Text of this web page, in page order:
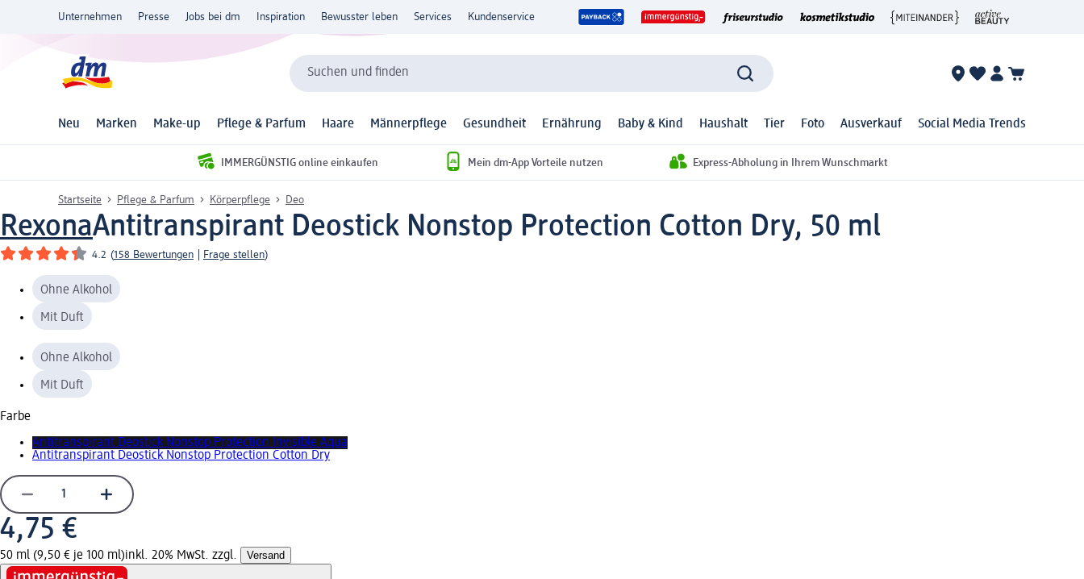
Unternehmen Presse Jobs bei dm Inspiration Bewusster leben Services Kundenservice
Suchen und finden
Neu Marken Make-up Pflege & Parfum Haare Männerpflege Gesundheit Ernährung Baby & Kind Haushalt Tier Foto Ausverkauf Social Media Trends
IMMERGÜNSTIG online einkaufen Mein dm-App Vorteile nutzen Express-Abholung in Ihrem Wunschmarkt
Startseite Pflege & Parfum Körperpflege Deo
RexonaAntitranspirant Deostick Nonstop Protection Cotton Dry, 50 ml
4.2 (158 Bewertungen Frage stellen)
Ohne Alkohol
Mit Duft
Ohne Alkohol
Mit Duft
Farbe
Antitranspirant Deostick Nonstop Protection Invisible Aqua
Antitranspirant Deostick Nonstop Protection Cotton Dry
4,75 €
50 ml (9,50 € je 100 ml)inkl. 20% MwSt. zzgl. Versand